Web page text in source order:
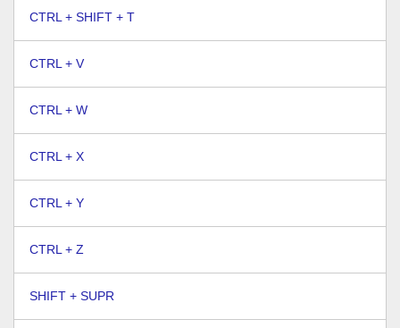
CTRL + SHIFT + T
CTRL + V
CTRL + W
CTRL + X
CTRL + Y
CTRL + Z
SHIFT + SUPR